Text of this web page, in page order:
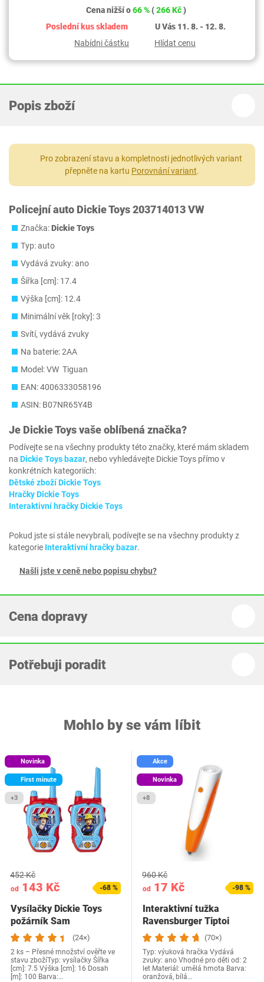
Cena nižší o66 %(266 Kč)
Poslední kus skladem
U Vás 11. 8. - 12. 8.
Nabídni částku
Hlídat cenu
Popis zboží
Pro zobrazení stavu a kompletnosti jednotlivých variant
přepněte na kartu Porovnání variant.
Policejní auto Dickie Toys 203714013 VW
Značka:Dickie Toys
Typ: auto
Vydává zvuky: ano
Šířka [cm]: 17.4
Výška [cm]: 12.4
Minimální věk [roky]: 3
Svítí, vydává zvuky
Na baterie: 2AA
Model: VW Tiguan
EAN: 4006333058196
ASIN: B07NR65Y4B
Je Dickie Toysvaše oblíbená značka?
Podívejte se na všechny produkty této značky, které mám skladem
na Dickie Toys bazar, nebo vyhledávejte Dickie Toys přímo v
konkrétních kategoriích:
Dětské zboží Dickie Toys
Hračky Dickie Toys
Interaktivní hračky Dickie Toys
Pokud jste si stále nevybrali, podívejte se na všechny produkty z
kategorie Interaktivní hračky bazar.
Našli jste v ceně nebo popisu chybu?
Cena dopravy
Potřebuji poradit
Mohlo by se vám líbit
Novinka
First minute
+3
od 143 Kč
452 Kč
-68 %
Vysílačky Dickie Toys
požárník Sam
(24×)
2 ks – Přesné množství ověřte ve
stavu zbožíTyp: vysílačky Šířka
[cm]: 7.5 Výška [cm]: 16 Dosah
[m]: 100 Barva:…
Akce
Novinka
+8
od 17 Kč
960 Kč
-98 %
Interaktivní tužka
Ravensburger Tiptoi
00110
(70×)
Typ: výuková hračka Vydává
zvuky: ano Vhodné pro děti od: 2
let Materiál: umělá hmota Barva:
oranžová, bílá…